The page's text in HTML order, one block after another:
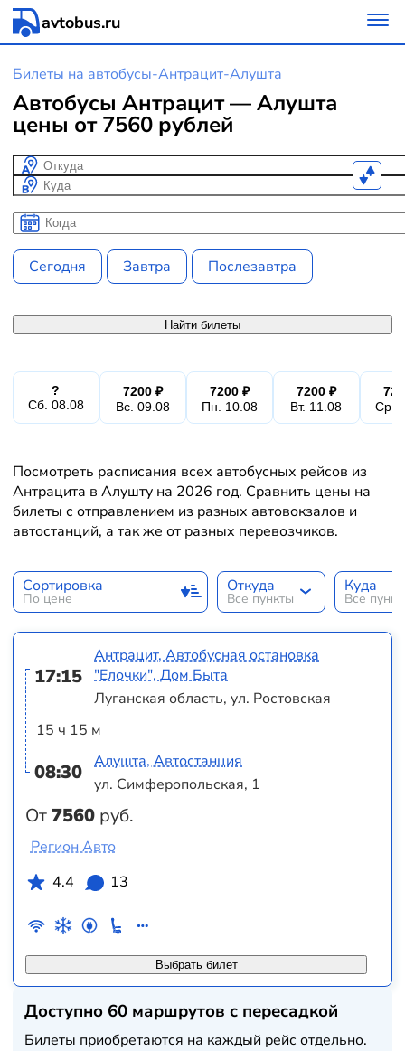
avtobus.ru
Билеты на автобусы-Антрацит-Алушта
Автобусы Антрацит — Алушта
цены от 7560 рублей
Откуда
Куда
Когда
Когда
Сегодня Завтра Послезавтра
Найти билеты
?
Сб. 08.08
7200 ₽
Вс. 09.08
7200 ₽
Пн. 10.08
7200 ₽
Вт. 11.08
Ср.
Посмотреть расписания всех автобусных рейсов из
Антрацита в Алушту на 2026 год. Сравнить цены на
билеты с отправлением из разных автовокзалов и
автостанций, а так же от разных перевозчиков.
Сортировка
По цене
Откуда
Все пункты
Куда
Все
17:15
15 ч 15 м
08:30
От7560 руб.
Антрацит, Автобусная остановка
"Елочки", Дом Быта
Луганская область, ул. Ростовская
Алушта, Автостанция
ул. Симферопольская, 1
Выбрать билет
Регион Авто
4.4
13
Доступно 60 маршрутов с пересадкой
Билеты приобретаются на каждый рейс отдельно.